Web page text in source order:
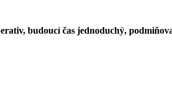
budoucí čas jednoduchý,